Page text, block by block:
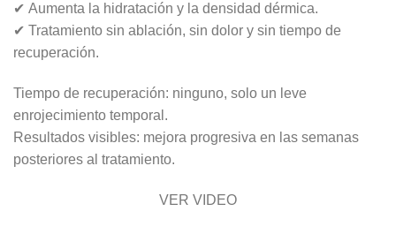
✔ Aumenta la hidratación y la densidad dérmica.
✔ Tratamiento sin ablación, sin dolor y sin tiempo de
recuperación.
Tiempo de recuperación: ninguno, solo un leve
enrojecimiento temporal.
Resultados visibles: mejora progresiva en las semanas
posteriores al tratamiento.
VER VIDEO